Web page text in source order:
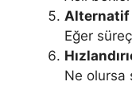
Alternatif
Eğer
Ne olursa